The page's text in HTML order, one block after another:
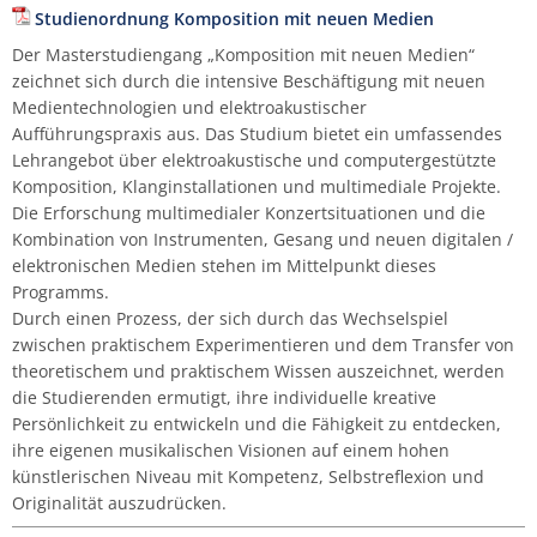
Studienordnung Komposition mit neuen Medien
Der Masterstudiengang „Komposition mit neuen Medien“
zeichnet sich durch die intensive Beschäftigung mit neuen
Medientechnologien und elektroakustischer
Aufführungspraxis aus. Das Studium bietet ein umfassendes
Lehrangebot über elektroakustische und computergestützte
Komposition, Klanginstallationen und multimediale Projekte.
Die Erforschung multimedialer Konzertsituationen und die
Kombination von Instrumenten, Gesang und neuen digitalen /
elektronischen Medien stehen im Mittelpunkt dieses
Programms.
Durch einen Prozess, der sich durch das Wechselspiel
zwischen praktischem Experimentieren und dem Transfer von
theoretischem und praktischem Wissen auszeichnet, werden
die Studierenden ermutigt, ihre individuelle kreative
Persönlichkeit zu entwickeln und die Fähigkeit zu entdecken,
ihre eigenen musikalischen Visionen auf einem hohen
künstlerischen Niveau mit Kompetenz, Selbstreflexion und
Originalität auszudrücken.
Viola da gamba
Kirchenmusik (ev./kath.)
Klavier
Komposition
Musiktheorie
Orchesterinstrumente
Posaune
Saxophon
Trompete
Tuba
Viola
Violine
Violoncello
Orgel
Viola da gamba
Viola da gamba
Viola da gamba
Termine | Fristen
Vorbereitungskurse des Tonkünstlerverbands
Vorbereitungstutorium Musiktheorie der HfM
Hochschulchor
Hochschulsinfonieorchester
Kammerchor
Opernschule
Schulmusikchor
Schulmusikorchester
Seraphin-Stiftung
Stegmann
Steinway
FAQ ausländische Studierende
Weitere Veranstaltungen
Verband Bayerischer Sing- und Musikschulen
e. V.
Virtuelle Hochschule Bayern (vhb)
Johannes Kamprad
Günter Mittelsteiner
Hilde Müller-Tamm
Hildegard Poschet
Burkhard Schmidt
Irmtraut Schmidt
Rosemarie Schneider
Ilse Singer
Gertrud Then
Michael Stern
Kino
Ehrungen
Vielfalt an der HfM
News-Archiv
Qualitätsbeirat
Informationssicherheit
Sexuelle Belästigung
Sicherheit
Transferbeaufragte
Vertrauensteam
Wissenschaftliche Praxis
Beratungs- und Meldeformular
Fachgruppe Historische Instrumente
Fachgruppe Jazz | Rock | Pop
Fachgruppe Kammermusik | Korrepetition
Fachgruppe Klavier
Fachgruppe Orgel | Kirchenmusik
Fachgruppe Percussion (klassisch)
Fachgruppe Komposition/Musiktheorie
Fachgruppe Instrumental-/Vokalpädagogik |
EMP
Fachgruppe
IT-Abteilung
Justiziariat
Qualitätsmanagement
Referentin für Prozessmanagement
KHB-Kooperationsstellen
Aktuelles (Archiv)
Bibliothek
Hinweisgeberschutz
Kartenverkauf
Videokonferenzsysteme
Zentrale Dienste
Exkursionen
Hochschulkleidung